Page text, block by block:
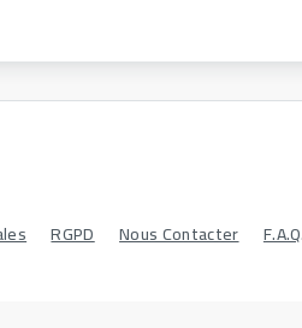
RGPD Nous Contacter